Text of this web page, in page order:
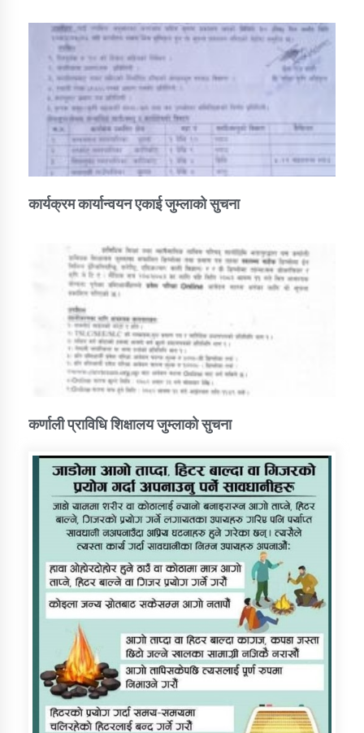
कार्यक्रम कार्यान्वयन एकाई जुम्लाको सुचना
कर्णाली प्राविधि शिक्षालय जुम्लाको सुचना